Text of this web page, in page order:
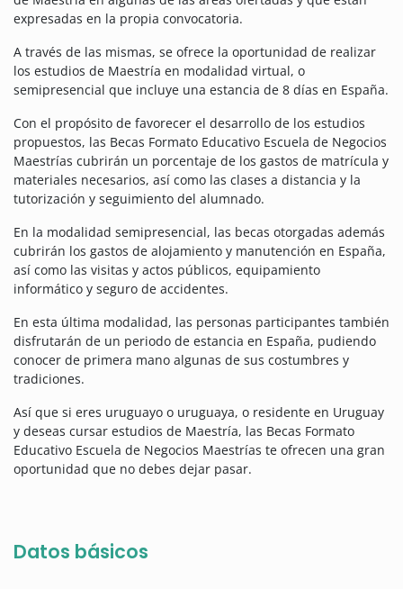
expresadas en la propia convocatoria.
A través de las mismas, se ofrece la oportunidad de realizar
los estudios de Maestría en modalidad virtual, o
semipresencial que incluye una estancia de 8 días en España.
Con el propósito de favorecer el desarrollo de los estudios
propuestos, las Becas Formato Educativo Escuela de Negocios
Maestrías cubrirán un porcentaje de los gastos de matrícula y
materiales necesarios, así como las clases a distancia y la
tutorización y seguimiento del alumnado.
En la modalidad semipresencial, las becas otorgadas además
cubrirán los gastos de alojamiento y manutención en España,
así como las visitas y actos públicos, equipamiento
informático y seguro de accidentes.
En esta última modalidad, las personas participantes también
disfrutarán de un periodo de estancia en España, pudiendo
conocer de primera mano algunas de sus costumbres y
tradiciones.
Así que si eres uruguayo o uruguaya, o residente en Uruguay
y deseas cursar estudios de Maestría, las Becas Formato
Educativo Escuela de Negocios Maestrías te ofrecen una gran
oportunidad que no debes dejar pasar.
Datos básicos